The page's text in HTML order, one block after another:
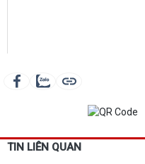
TIN LIÊN QUAN